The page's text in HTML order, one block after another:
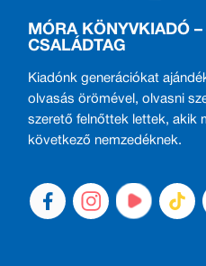
MÓRA KÖNYVKIADÓ
CSALÁDTAG
Kiadónk generációkat
olvasás örömével, olvasni
szerető felnőttek lettek, akik
következő nemzedéknek.